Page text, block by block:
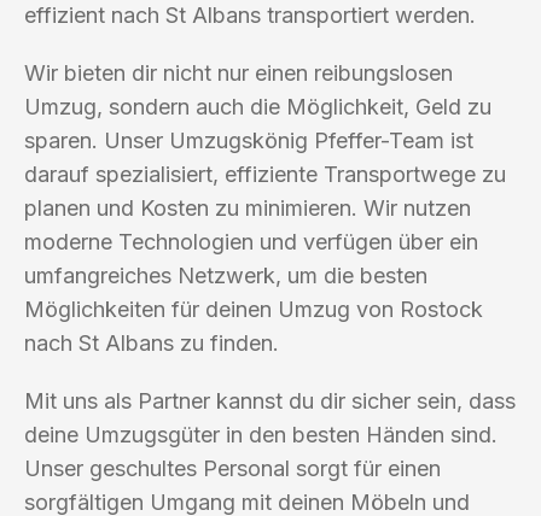
effizient nach St Albans transportiert werden.
Wir bieten dir nicht nur einen reibungslosen
Umzug, sondern auch die Möglichkeit, Geld zu
sparen. Unser Umzugskönig Pfeffer-Team ist
darauf spezialisiert, effiziente Transportwege zu
planen und Kosten zu minimieren. Wir nutzen
moderne Technologien und verfügen über ein
umfangreiches Netzwerk, um die besten
Möglichkeiten für deinen Umzug von Rostock
nach St Albans zu finden.
Mit uns als Partner kannst du dir sicher sein, dass
deine Umzugsgüter in den besten Händen sind.
Unser geschultes Personal sorgt für einen
sorgfältigen Umgang mit deinen Möbeln und